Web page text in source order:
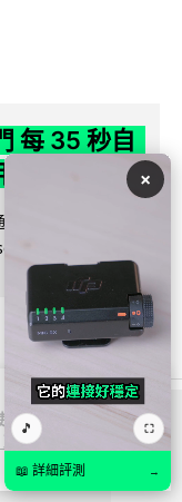
用
每 35 秒自
家私隱堪憂
子（Zbtlink）生產
」（無盡...
×
🎵 ⛶
📖 詳細評測 →